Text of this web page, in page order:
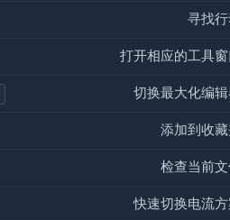
寻找
打开相应的工具窗
切换最大化编
添加到收
检查当前
快速切换电流